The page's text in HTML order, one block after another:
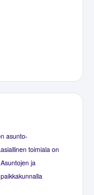
asunto-
toimiala on
ja